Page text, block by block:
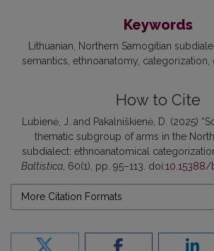
Keywords
Lithuanian Northern Samogitian
semantics ethnoanatomy categorization
How to Cite
Lubienė, J. and Pakalniškienė, D. (2025)
thematic subgroup of arms in the
subdialect: ethnoanatomical
Baltistica, 60(1), pp. 95–113. doi:10.15388/
More Citation Formats